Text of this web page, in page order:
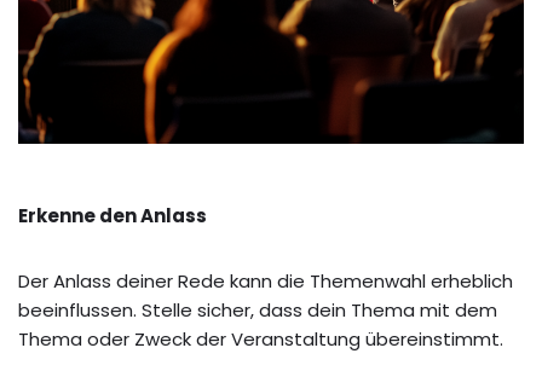
Erkenne den Anlass
Der Anlass deiner Rede kann die Themenwahl erheblich
beeinflussen. Stelle sicher, dass dein Thema mit dem
Thema oder Zweck der Veranstaltung übereinstimmt.